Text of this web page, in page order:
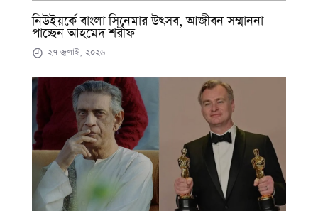
নিউইয়র্কে বাংলা সিনেমার উৎসব, আজীবন সম্মাননা
পাচ্ছেন আহমেদ শরীফ
২৭ জুলাই, ২০২৬